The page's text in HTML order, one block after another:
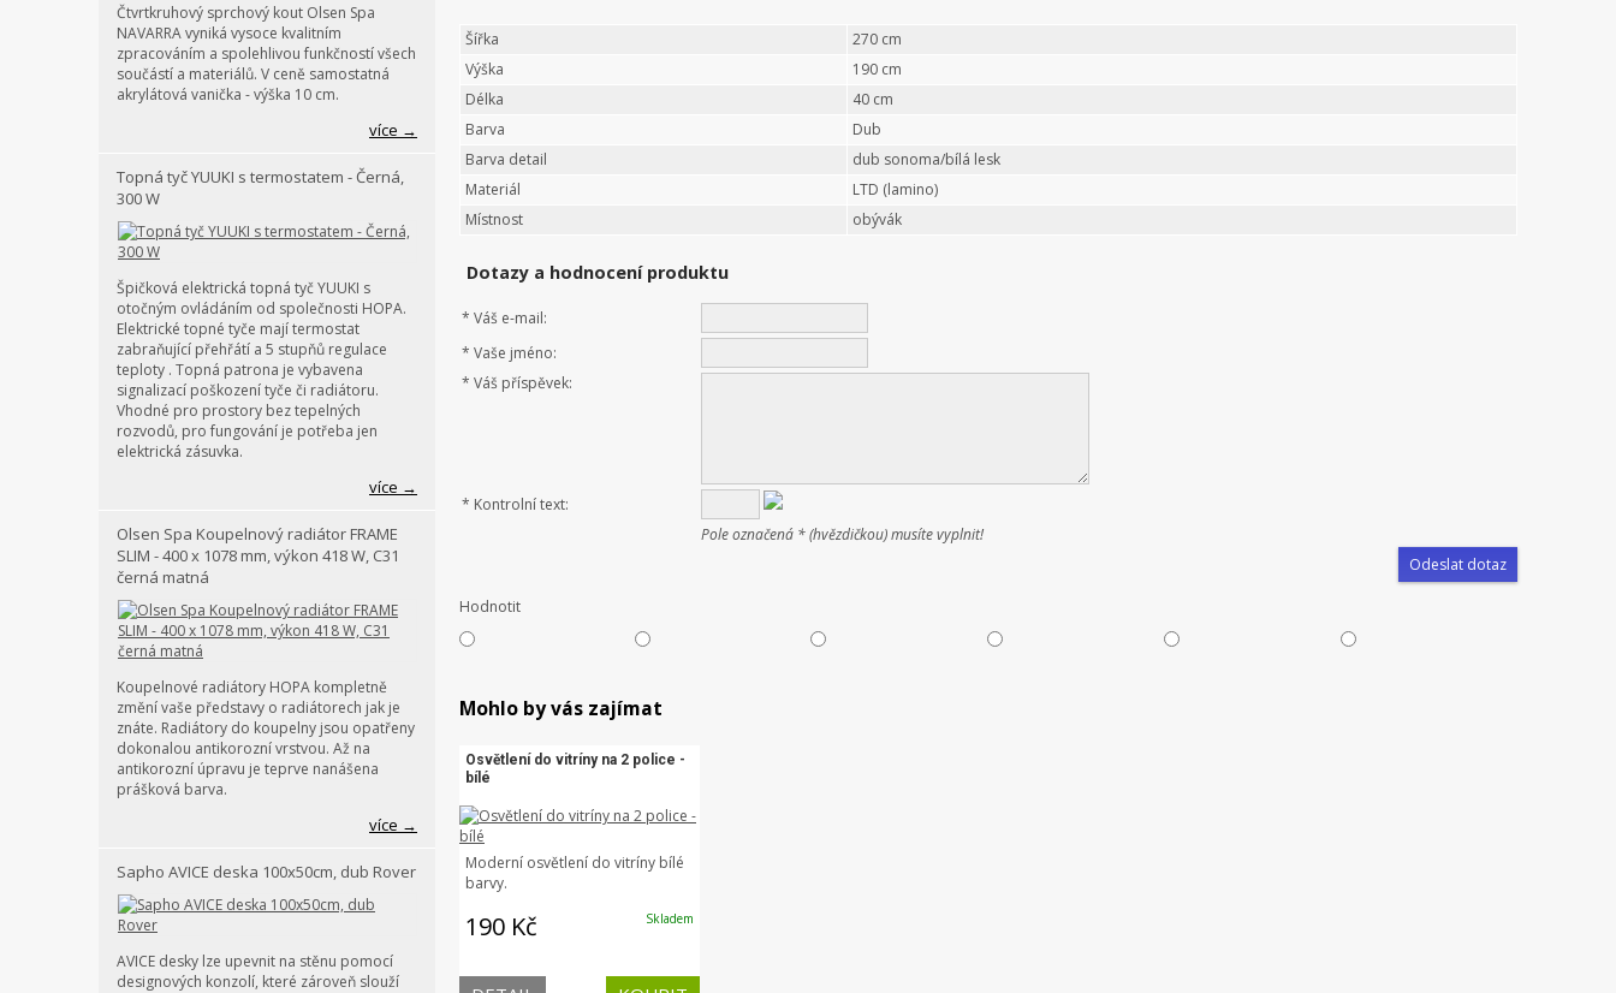
Čtvrtkruhový sprchový kout Olsen Spa
NAVARRA vyniká vysoce kvalitním
zpracováním a spolehlivou funkčností všech
součástí a materiálů. V ceně samostatná
akrylátová vanička - výška 10 cm.
více →
Topná tyč YUUKI s termostatem - Černá,
300 W
Špičková elektrická topná tyč YUUKI s
otočným ovládáním od společnosti HOPA.
Elektrické topné tyče mají termostat
zabraňující přehřátí a 5 stupňů regulace
teploty . Topná patrona je vybavena
signalizací poškození tyče či radiátoru.
Vhodné pro prostory bez tepelných
rozvodů, pro fungování je potřeba jen
elektrická zásuvka.
více →
Olsen Spa Koupelnový radiátor FRAME
SLIM - 400 x 1078 mm, výkon 418 W, C31
černá matná
Koupelnové radiátory HOPA kompletně
změní vaše představy o radiátorech jak je
znáte. Radiátory do koupelny jsou opatřeny
dokonalou antikorozní vrstvou. Až na
antikorozní úpravu je teprve nanášena
prášková barva.
více →
Sapho AVICE deska 100x50cm, dub Rover
AVICE desky lze upevnit na stěnu pomocí
designových konzolí, které zároveň slouží
Šířka
270 cm
Výška
190 cm
Délka
40 cm
Barva
Dub
Barva detail
dub sonoma/bílá lesk
Materiál
LTD (lamino)
Místnost
obývák
Dotazy a hodnocení produktu
* Váš e-mail:
* Vaše jméno:
* Váš příspěvek:
* Kontrolní text:
Pole označená * (hvězdičkou) musíte vyplnit!
Hodnotit
Mohlo by vás zajímat
Osvětlení do vitríny na 2 police -
bílé
Moderní osvětlení do vitríny bílé
barvy.
190 Kč Skladem